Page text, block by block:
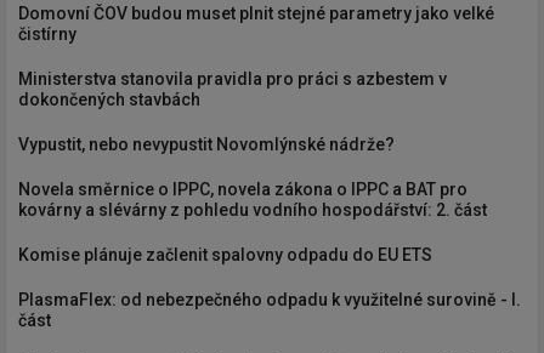
Domovní ČOV budou muset plnit stejné parametry jako velké
čistírny
Ministerstva stanovila pravidla pro práci s azbestem v
dokončených stavbách
Vypustit, nebo nevypustit Novomlýnské nádrže?
Novela směrnice o IPPC, novela zákona o IPPC a BAT pro
kovárny a slévárny z pohledu vodního hospodářství: 2. část
Komise plánuje začlenit spalovny odpadu do EU ETS
PlasmaFlex: od nebezpečného odpadu k využitelné surovině - I.
část